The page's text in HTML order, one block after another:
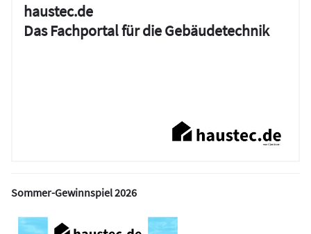
haustec.de
Das Fachportal für die Gebäudetechnik
Sommer-Gewinnspiel 2026